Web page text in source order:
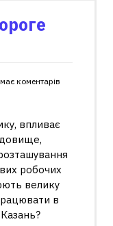
коментарів
впливає
робочих
велику
в